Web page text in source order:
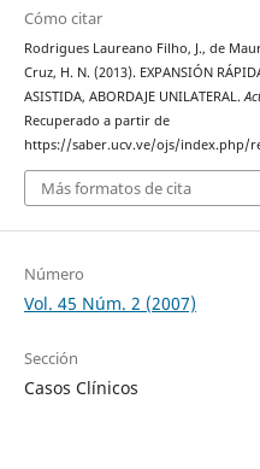
Cómo citar
Rodrigues Laureano Filho, J., de
Cruz, H. N. (2013). EXPANSIÓN
ASISTIDA, ABORDAJE UNILATERAL.
Recuperado a partir de
https://saber.ucv.ve/ojs/index.php/
Más formatos de cita
Número
Vol. 45 Núm. 2 (2007)
Sección
Casos Clínicos